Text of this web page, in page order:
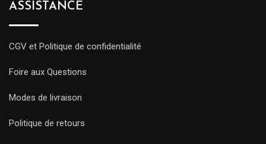
ASSISTANCE
CGV et Politique de confidentialité
Foire aux Questions
Modes de livraison
Politique de retours